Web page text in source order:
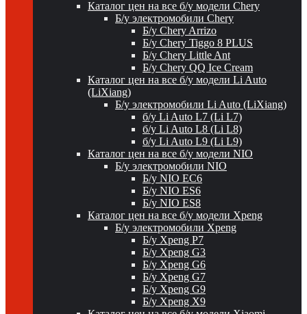
Каталог цен на все б/у модели Chery
Б/у электромобили Chery
Б/у Chery Arrizo
Б/у Chery Tiggo 8 PLUS
Б/у Chery Little Ant
Б/у Chery QQ Ice Cream
Каталог цен на все б/у модели Li Auto
(LiXiang)
Б/у электромобили Li Auto (LiXiang)
б/у Li Auto L7 (Li L7)
б/у Li Auto L8 (Li L8)
б/у Li Auto L9 (Li L9)
Каталог цен на все б/у модели NIO
Б/у электромобили NIO
Б/у NIO EC6
Б/у NIO ES6
Б/у NIO ES8
Каталог цен на все б/у модели Xpeng
Б/у электромобили Xpeng
Б/у Xpeng P7
Б/у Xpeng G3
Б/у Xpeng G6
Б/у Xpeng G7
Б/у Xpeng G9
Б/у Xpeng X9